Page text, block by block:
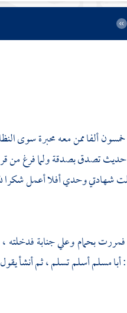
ألفا ممن معه محبرة سوى
تصدق بصدقة ولما فرغ من
شهادتي وحدي أفلا أعمل
بحمام وعلي جنابة
:أبا مسلمأسلم تسلم ، ثم أنشأ